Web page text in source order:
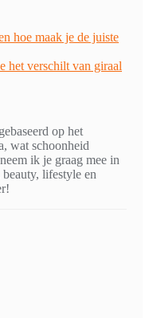
hoe maak je de juiste
het verschilt van giraal
op het
wat schoonheid
ik je graag mee in
lifestyle en